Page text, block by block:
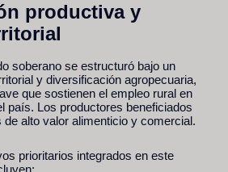
productiva y
soberano se estructuró bajo un
y diversificación agropecuaria,
que sostienen el empleo rural en
país. Los productores beneficiados
alto valor alimenticio y comercial.
prioritarios integrados en este